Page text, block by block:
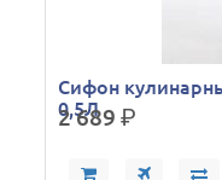
Сифон
0,5Л
2 689р.